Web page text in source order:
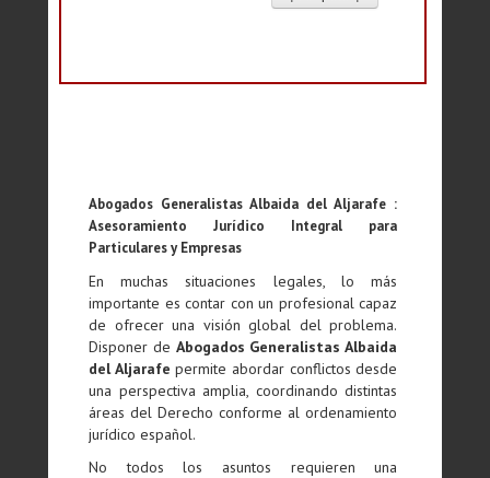
Abogados Generalistas Albaida del Aljarafe :
Asesoramiento Jurídico Integral para
Particulares y Empresas
En muchas situaciones legales, lo más
importante es contar con un profesional capaz
de ofrecer una visión global del problema.
Disponer de Abogados Generalistas Albaida
del Aljarafe permite abordar conflictos desde
una perspectiva amplia, coordinando distintas
áreas del Derecho conforme al ordenamiento
jurídico español.
No todos los asuntos requieren una